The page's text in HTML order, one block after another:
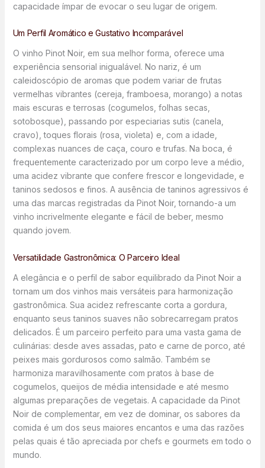
capacidade ímpar de evocar o seu lugar de origem.
Um Perfil Aromático e Gustativo Incomparável
O vinho Pinot Noir, em sua melhor forma, oferece uma
experiência sensorial inigualável. No nariz, é um
caleidoscópio de aromas que podem variar de frutas
vermelhas vibrantes (cereja, framboesa, morango) a notas
mais escuras e terrosas (cogumelos, folhas secas,
sotobosque), passando por especiarias sutis (canela,
cravo), toques florais (rosa, violeta) e, com a idade,
complexas nuances de caça, couro e trufas. Na boca, é
frequentemente caracterizado por um corpo leve a médio,
uma acidez vibrante que confere frescor e longevidade, e
taninos sedosos e finos. A ausência de taninos agressivos é
uma das marcas registradas da Pinot Noir, tornando-a um
vinho incrivelmente elegante e fácil de beber, mesmo
quando jovem.
Versatilidade Gastronômica: O Parceiro Ideal
A elegância e o perfil de sabor equilibrado da Pinot Noir a
tornam um dos vinhos mais versáteis para harmonização
gastronômica. Sua acidez refrescante corta a gordura,
enquanto seus taninos suaves não sobrecarregam pratos
delicados. É um parceiro perfeito para uma vasta gama de
culinárias: desde aves assadas, pato e carne de porco, até
peixes mais gordurosos como salmão. Também se
harmoniza maravilhosamente com pratos à base de
cogumelos, queijos de média intensidade e até mesmo
algumas preparações de vegetais. A capacidade da Pinot
Noir de complementar, em vez de dominar, os sabores da
comida é um dos seus maiores encantos e uma das razões
pelas quais é tão apreciada por chefs e gourmets em todo o
mundo.